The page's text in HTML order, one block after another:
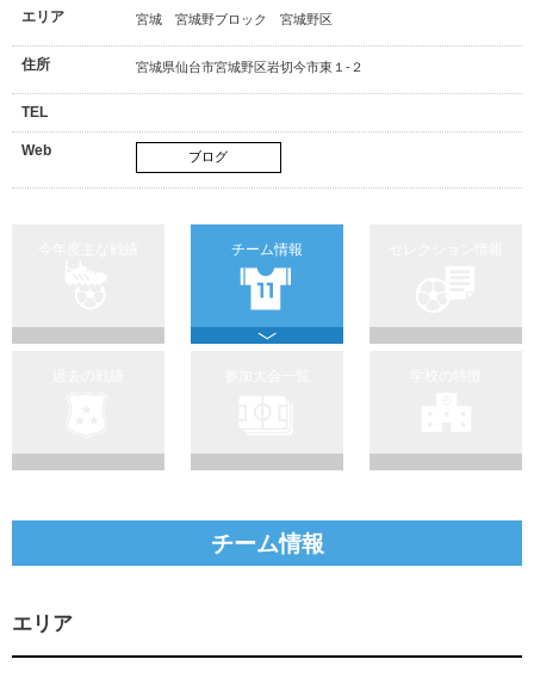
エリア 宮城 宮城野ブロック 宮城野区
住所 宮城県仙台市宮城野区岩切今市東１-２
TEL
Web ブログ
チーム情報
チーム情報
エリア